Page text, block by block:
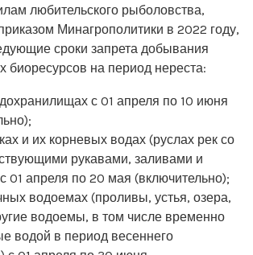
любительского рыболовства,
Минагрополитики в 2022 году,
сроки запрета добывания
биоресурсов на период нереста:
с 01 апреля по 10 июня
и их корневых водах (руслах рек со
рукавами, заливами и
01 апреля по 20 мая (включительно);
водоемах (проливы, устья, озера,
водоемы, в том числе временно
водой в период весеннего